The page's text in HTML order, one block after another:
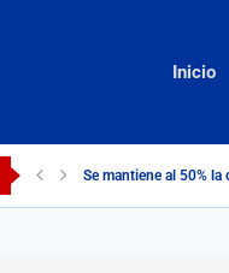
Inicio
Se mantiene al 50%